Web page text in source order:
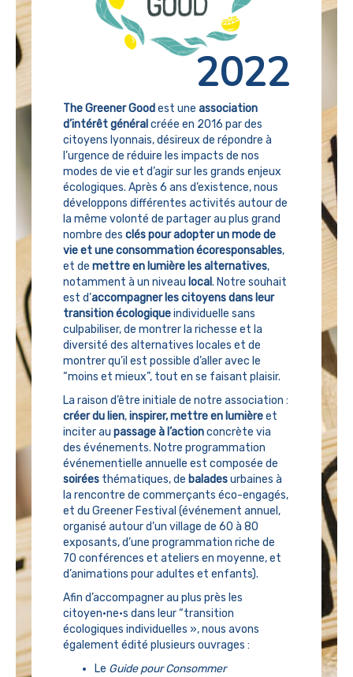
2022
The Greener Goodest une association
d’intérêt généralcréée en 2016 par des
citoyens lyonnais, désireux de répondre à
l’urgence de réduire les impacts de nos
modes de vie et d’agir sur les grands enjeux
écologiques. Après 6 ans d’existence, nous
développons différentes activités autour de
la même volonté de partager au plus grand
nombre des clés pour adopter un mode de
vie et une consommation écoresponsables,
et de mettre en lumière les alternatives,
notamment à un niveau local. Notre souhait
est d’accompagner les citoyens dans leur
transition écologiqueindividuelle sans
culpabiliser, de montrer la richesse et la
diversité des alternatives locales et de
montrer qu’il est possible d’aller avec le
“moins et mieux”, tout en se faisant plaisir.
La raison d’être initiale de notre association :
créer du lien,inspirer, mettre en lumièreet
inciter au passage à l’actionconcrète via
des événements. Notre programmation
événementielle annuelle est composée de
soirées thématiques, de baladesurbaines à
la rencontre de commerçants éco-engagés,
et du Greener Festival (événement annuel,
organisé autour d’un village de 60 à 80
exposants, d’une programmation riche de
70 conférences et ateliers en moyenne, et
d’animations pour adultes et enfants).
Afin d’accompagner au plus près les
citoyen·ne·s dans leur “transition
écologiques individuelles », nous avons
également édité plusieurs ouvrages :
Le Guide pour Consommer